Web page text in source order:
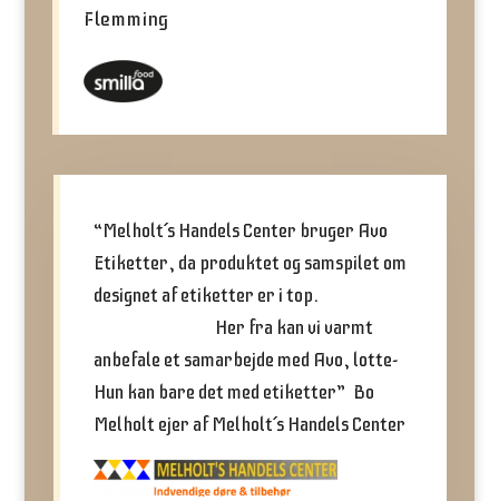
Flemming
“Melholt´s Handels Center bruger Avo
Etiketter, da produktet og samspilet om
designet af etiketter er i top.
Her fra kan vi varmt
anbefale et samarbejde med Avo, lotte-
Hun kan bare det med etiketter” Bo
Melholt ejer af Melholt´s Handels Center